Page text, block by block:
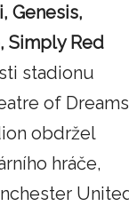
Genesis,
Simply Red
stadionu
of Dreams
obdržel
hráče,